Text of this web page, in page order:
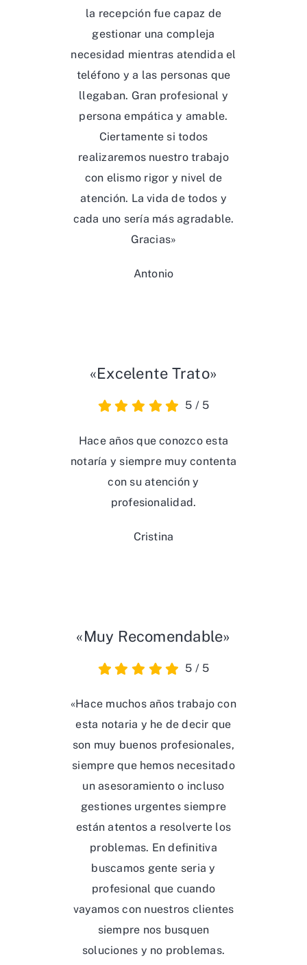
la recepción fue capaz de
gestionar una compleja
necesidad mientras atendida el
teléfono y a las personas que
llegaban. Gran profesional y
persona empática y amable.
Ciertamente si todos
realizaremos nuestro trabajo
con elismo rigor y nivel de
atención. La vida de todos y
cada uno sería más agradable.
Gracias»
Antonio
«Excelente Trato»
5 / 5
Hace años que conozco esta
notaría y siempre muy contenta
con su atención y
profesionalidad.
Cristina
«Muy Recomendable»
5 / 5
«Hace muchos años trabajo con
esta notaria y he de decir que
son muy buenos profesionales,
siempre que hemos necesitado
un asesoramiento o incluso
gestiones urgentes siempre
están atentos a resolverte los
problemas. En definitiva
buscamos gente seria y
profesional que cuando
vayamos con nuestros clientes
siempre nos busquen
soluciones y no problemas.